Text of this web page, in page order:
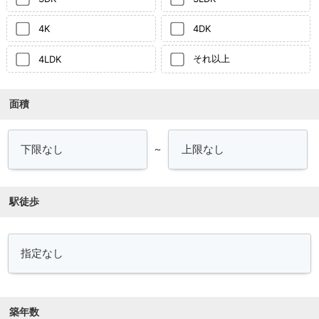
4K 4DK
4LDK それ以上
面積
～
駅徒歩
築年数